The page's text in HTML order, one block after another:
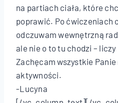
na partiach ciała, które
poprawić. Po ćwiczeniach
odczuwam wewnętrzną
ale nie o to tu chodzi –
Zachęcam wszystkie Panie
aktywności.
-Lucyna